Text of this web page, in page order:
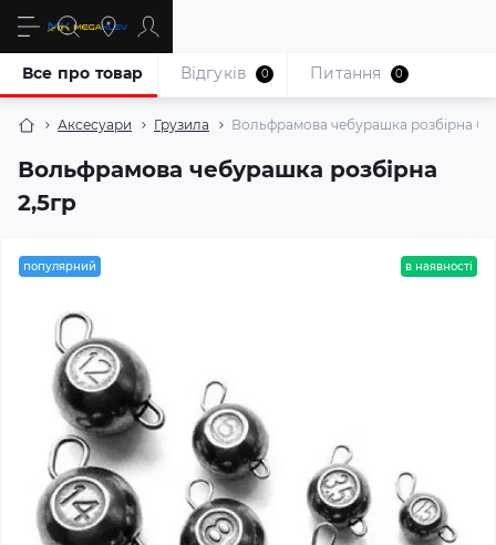
Аксесуари Грузила Вольфрамова чебурашка розбірна
Вольфрамова чебурашка розбірна
2,5гр
Все про товар Відгуків 0 Питання 0
популярний в наявності